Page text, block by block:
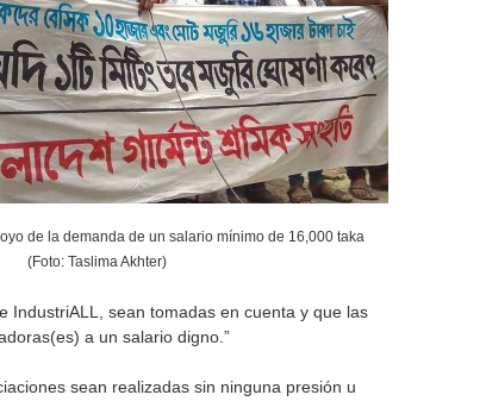
de la demanda de un salario mínimo de 16,000 taka
(Foto: Taslima Akhter)
IndustriALL, sean tomadas en cuenta y que las
a un salario digno.”
sean realizadas sin ninguna presión u
m